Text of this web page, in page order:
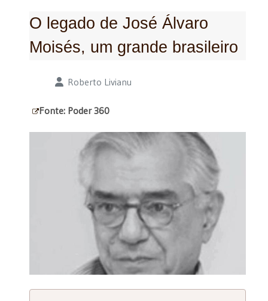
O legado de José Álvaro
Moisés, um grande brasileiro
Detalhes Roberto Livianu
Fonte: Poder 360